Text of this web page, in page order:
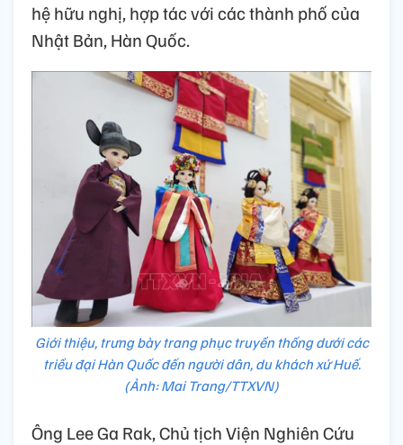
hệ hữu nghị, hợp tác với các thành phố của
Nhật Bản, Hàn Quốc.
Giới thiệu, trưng bày trang phục truyền thống dưới các
triều đại Hàn Quốc đến người dân, du khách xứ Huế.
(Ảnh: Mai Trang/TTXVN)
Ông Lee Ga Rak, Chủ tịch Viện Nghiên Cứu